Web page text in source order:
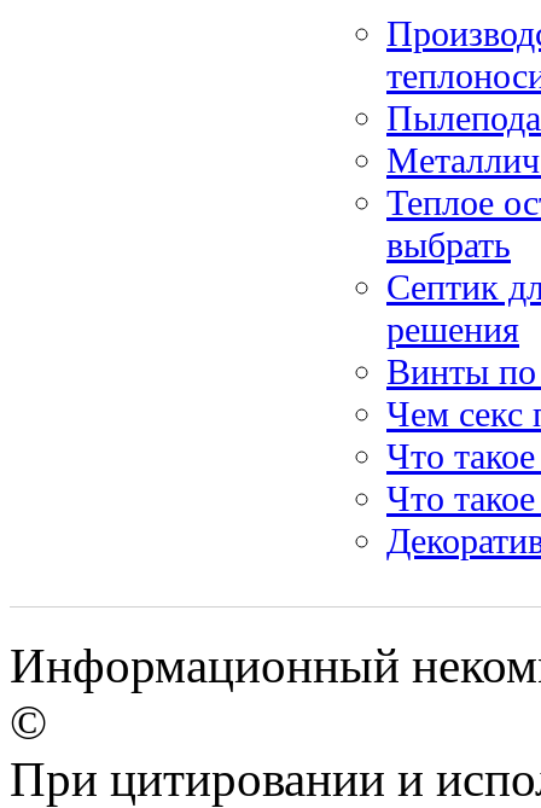
Теплое
выбрать
Септик
решения
Винты по
Чем секс
Что
Что
Информационный
©
При цитировании и